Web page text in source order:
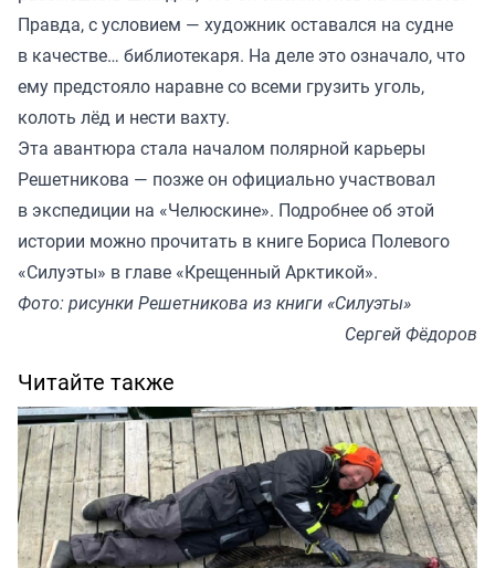
Правда, с условием — художник оставался на судне
в качестве… библиотекаря. На деле это означало, что
ему предстояло наравне со всеми грузить уголь,
колоть лёд и нести вахту.
Эта авантюра стала началом полярной карьеры
Решетникова — позже он официально участвовал
в экспедиции на «Челюскине». Подробнее об этой
истории можно прочитать в книге Бориса Полевого
«Силуэты» в главе «Крещенный Арктикой».
Фото: рисунки Решетникова из книги «Силуэты»
Сергей Фёдоров
Читайте также